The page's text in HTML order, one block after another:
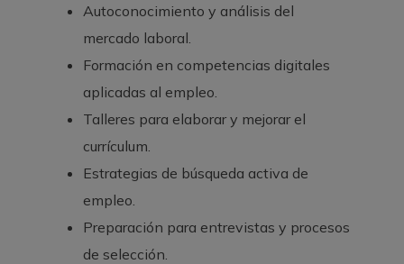
Autoconocimiento y análisis del
mercado laboral.
Formación en competencias digitales
aplicadas al empleo.
Talleres para elaborar y mejorar el
currículum.
Estrategias de búsqueda activa de
empleo.
Preparación para entrevistas y procesos
de selección.